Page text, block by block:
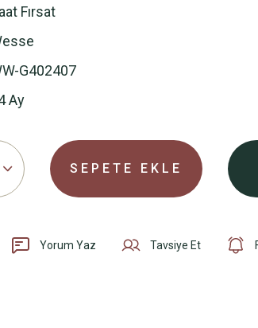
Fırsat
G402407
Ay
SEPETE EKLE
Yorum Yaz Tavsiye Et